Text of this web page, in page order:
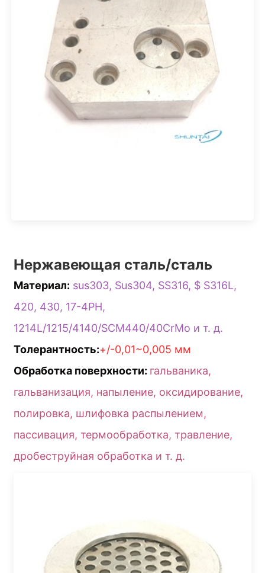
Нержавеющая сталь/сталь
Материал: sus303, Sus304, SS316, $ S316L,
420, 430, 17-4PH,
1214L/1215/4140/SCM440/40CrMo и т. д.
Толерантность:+/-0,01~0,005 мм
Обработка поверхности: гальваника,
гальванизация, напыление, оксидирование,
полировка, шлифовка распылением,
пассивация, термообработка, травление,
дробеструйная обработка и т. д.